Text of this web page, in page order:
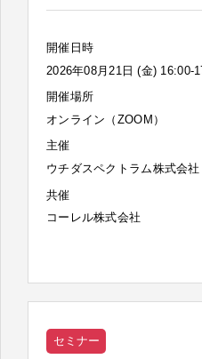
開催日時
2026年08月21日 (金) 16:00-
開催場所
オンライン（ZOOM）
主催
ウチダスペクトラム株式会社
共催
コーレル株式会社
セミナー